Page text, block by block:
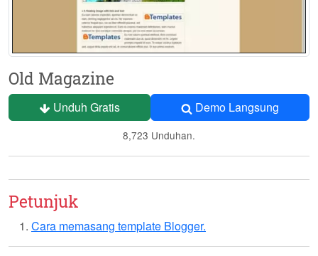
Old Magazine
Unduh Gratis Demo Langsung
8,723 Unduhan.
Petunjuk
Cara memasang template Blogger.